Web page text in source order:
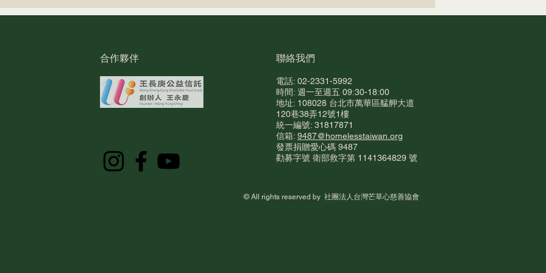
捐書至書寶二手書店，也可以
支持無家者自立生活！
合作夥伴 ​聯絡我們
電話: 02-2331-5992
時間: 週一至週五 09:30-18:00
地址: 108028 台北市萬華區艋舺大道
120巷38弄12號1樓
統一編號: 31817871
信箱: 9487@homelesstaiwan.org
​發票捐贈愛心碼 9487
勸募字號 衛部救字第 1141364829 號
© All rights reserved by 社團法人台灣芒草心慈善協會